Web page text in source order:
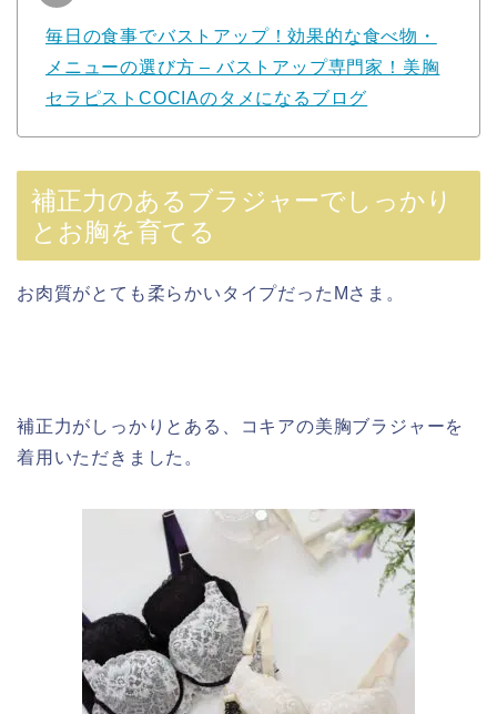
毎日の食事でバストアップ！効果的な食べ物・
メニューの選び方 – バストアップ専門家！美胸
セラピストCOCIAのタメになるブログ
補正力のあるブラジャーでしっかり
とお胸を育てる
お肉質がとても柔らかいタイプだったMさま。
補正力がしっかりとある、コキアの美胸ブラジャーを
着用いただきました。